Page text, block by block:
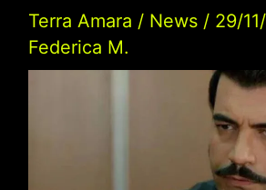
Terra Amara / News/ 29/
Federica M.